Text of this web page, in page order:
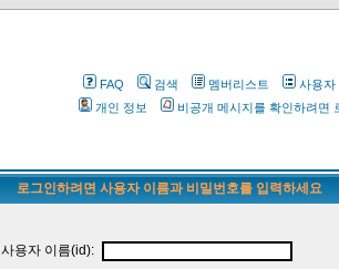
FAQ 검색 멤버리스트 사용자
개인 정보
비공개 메시지를 확인하려면
로그인하려면 사용자 이름과 비밀번호를 입력하세요
사용자 이름(id):